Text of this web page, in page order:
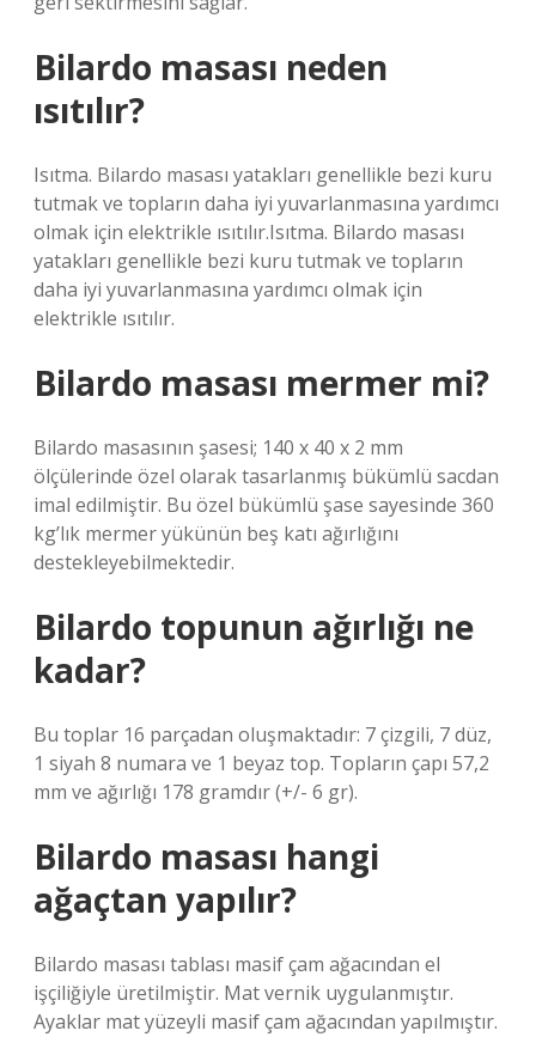
Bilardo masası neden
ısıtılır?
Isıtma. Bilardo masası yatakları genellikle bezi kuru
tutmak ve topların daha iyi yuvarlanmasına yardımcı
olmak için elektrikle ısıtılır.Isıtma. Bilardo masası
yatakları genellikle bezi kuru tutmak ve topların
daha iyi yuvarlanmasına yardımcı olmak için
elektrikle ısıtılır.
Bilardo masası mermer mi?
Bilardo masasının şasesi; 140 x 40 x 2 mm
ölçülerinde özel olarak tasarlanmış bükümlü sacdan
imal edilmiştir. Bu özel bükümlü şase sayesinde 360 ​​
kg’lık mermer yükünün beş katı ağırlığını
destekleyebilmektedir.
Bilardo topunun ağırlığı ne
kadar?
Bu toplar 16 parçadan oluşmaktadır: 7 çizgili, 7 düz,
1 siyah 8 numara ve 1 beyaz top. Topların çapı 57,2
mm ve ağırlığı 178 gramdır (+/- 6 gr).
Bilardo masası hangi
ağaçtan yapılır?
Bilardo masası tablası masif çam ağacından el
işçiliğiyle üretilmiştir. Mat vernik uygulanmıştır.
Ayaklar mat yüzeyli masif çam ağacından yapılmıştır.